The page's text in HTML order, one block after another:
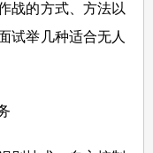
战的方式、方法以
试举几种适合无人